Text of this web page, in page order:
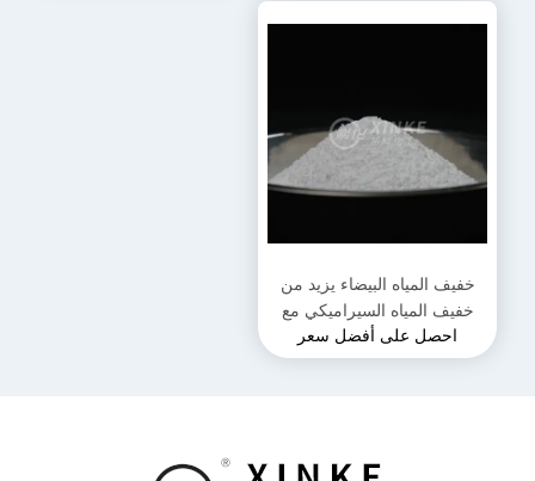
خفيف المياه البيضاء يزيد من
خفيف المياه السيراميكي مع
الجاذبية الخاصة 1.0-1.1
احصل على أفضل سعر